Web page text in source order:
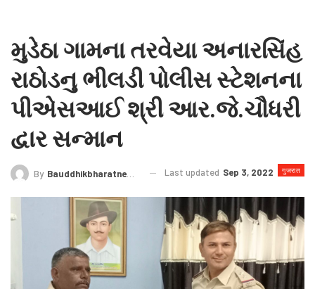
મુડેઠા ગામના તરવેયા અનારસિંહ
રાઠોડનુ ભીલડી પોલીસ સ્ટેશનના
પીએસઆઈ શ્રી આર.જે.ચૌધરી
દ્વાર સન્માન
गुजरात
By Bauddhikbharatnews@gmail.com Last updated Sep 3, 2022